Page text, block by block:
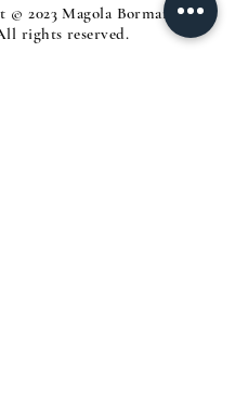
© 2023 Magola Borman®.
rights reserved.